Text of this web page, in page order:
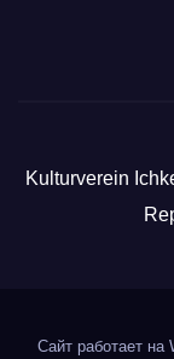
Kulturverein
Сайт работает на